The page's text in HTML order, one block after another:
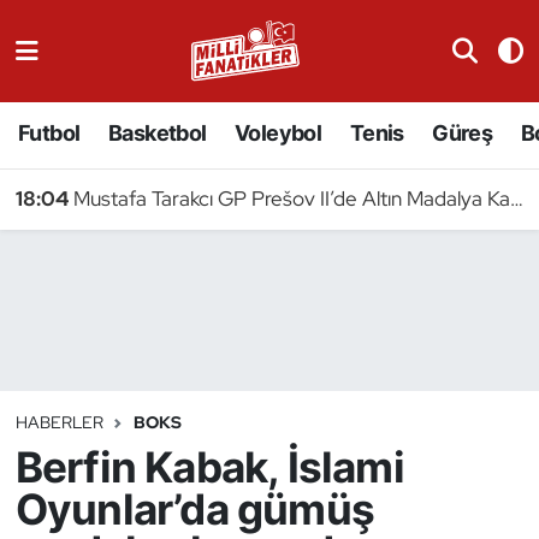
Futbol Basketbol Voleybol Tenis Güreş
18:04 Mustafa Tarakcı GP Prešov II’de Altın Madalya Kazandı
HABERLER BOKS
Berfin Kabak, İslami
Oyunlar’da gümüş
Badminton
Binicilik
Bisiklet